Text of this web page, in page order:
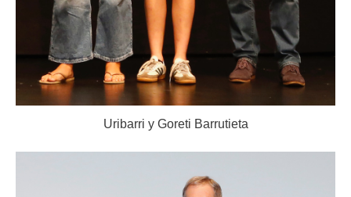
Uribarri y Goreti Barrutieta